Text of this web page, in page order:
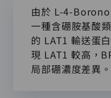
由於 L-4-
一種含硼胺基酸
的 LAT1 輸送蛋
現 LAT1 較高，
局部硼濃度差異。